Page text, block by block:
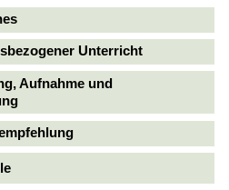
Unterricht
Aufnahme und